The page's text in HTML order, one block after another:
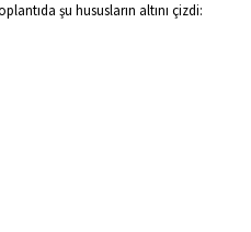
şu hususların altını çizdi: